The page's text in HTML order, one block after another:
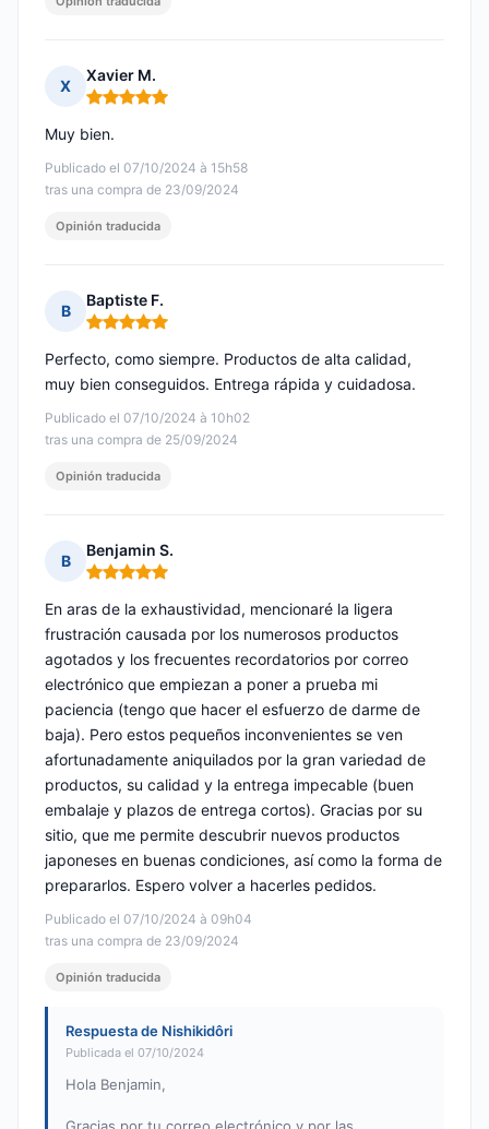
X
Xavier M.
Nota: 5 de 5
Publicado el 07/10/2024 à 15h58
tras una compra de 23/09/2024
Muy bien.
Opinión traducida
B
Baptiste F.
Nota: 5 de 5
Publicado el 07/10/2024 à 10h02
tras una compra de 25/09/2024
Perfecto, como siempre. Productos de alta calidad,
muy bien conseguidos. Entrega rápida y cuidadosa.
Opinión traducida
B
Benjamin S.
Nota: 5 de 5
Publicado el 07/10/2024 à 09h04
tras una compra de 23/09/2024
En aras de la exhaustividad, mencionaré la ligera
frustración causada por los numerosos productos
agotados y los frecuentes recordatorios por correo
electrónico que empiezan a poner a prueba mi
paciencia (tengo que hacer el esfuerzo de darme de
baja). Pero estos pequeños inconvenientes se ven
afortunadamente aniquilados por la gran variedad de
productos, su calidad y la entrega impecable (buen
embalaje y plazos de entrega cortos). Gracias por su
sitio, que me permite descubrir nuevos productos
japoneses en buenas condiciones, así como la forma de
prepararlos. Espero volver a hacerles pedidos.
Opinión traducida
Respuesta de Nishikidôri
Publicada el 07/10/2024
Hola Benjamin,